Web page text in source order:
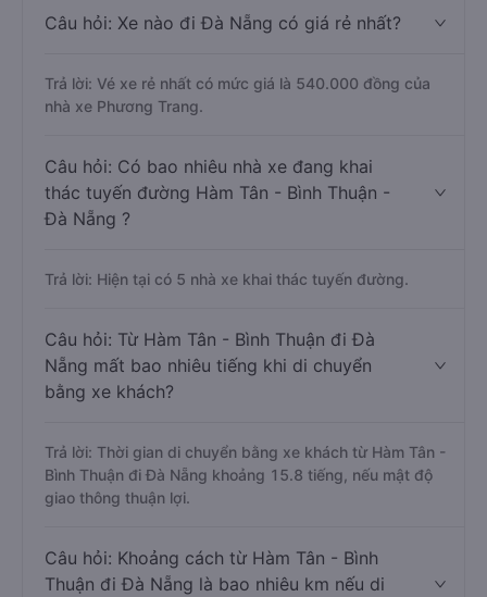
Câu hỏi: Xe nào đi Đà Nẵng có giá rẻ nhất?
Trả lời: Vé xe rẻ nhất có mức giá là 540.000 đồng của
nhà xe Phương Trang.
Câu hỏi: Có bao nhiêu nhà xe đang khai
thác tuyến đường Hàm Tân - Bình Thuận -
Đà Nẵng ?
Trả lời: Hiện tại có 5 nhà xe khai thác tuyến đường.
Câu hỏi: Từ Hàm Tân - Bình Thuận đi Đà
Nẵng mất bao nhiêu tiếng khi di chuyển
bằng xe khách?
Trả lời: Thời gian di chuyển bằng xe khách từ Hàm Tân -
Bình Thuận đi Đà Nẵng khoảng 15.8 tiếng, nếu mật độ
giao thông thuận lợi.
Câu hỏi: Khoảng cách từ Hàm Tân - Bình
Thuận đi Đà Nẵng là bao nhiêu km nếu di